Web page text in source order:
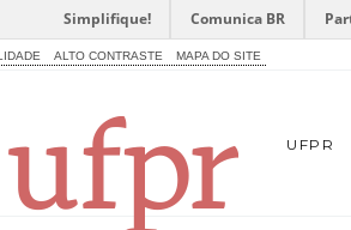
Simplifique! Comunica BR
ALTO CONTRASTE MAPA DO SITE
UFPR